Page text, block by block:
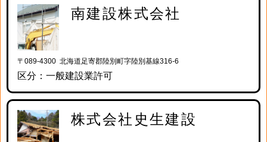
南建設株式会社
〒089-4300 北海道足寄郡陸別町字陸別基線316-6
区分：一般建設業許可
株式会社史生建設